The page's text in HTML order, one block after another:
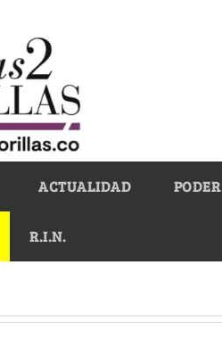
ACTUALIDAD PODER
R.I.N.